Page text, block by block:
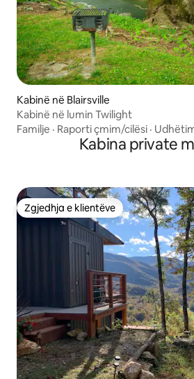
Kabinë në Blairsville
Kabinë në lumin Twilight
Familje · Raporti çmim/cilësi ·
Kabina private
Zgjedhja e klientëve
Zgjedhja e klientëve